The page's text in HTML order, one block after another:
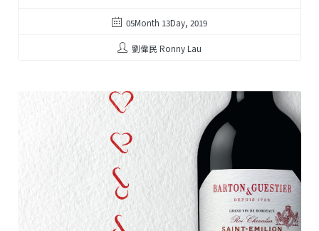
05Month 13Day, 2019
劉偉民 Ronny Lau